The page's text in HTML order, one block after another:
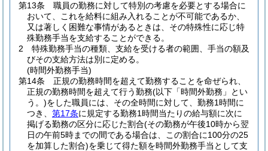
第13条
職員の勤務に対して特別の考慮を必要とする場合に
おいて、これを給料に組み入れることが不可能であるか、
又は著しく困難な事情があるときは、その特殊性に応じ特
殊勤務手当を支給することができる。
2
特殊勤務手当の種類、支給を受ける者の範囲、手当の額及
びその支給方法は別に定める。
(時間外勤務手当)
第14条
正規の勤務時間を超えて勤務することを命ぜられ、
正規の勤務時間を超えて行う勤務(以下「時間外勤務」とい
う。)をした職員には、その全時間に対して、勤務1時間に
つき、 第17条に規定する勤務1時間当たりの給与額に次に
掲げる勤務の区分に応じた割合(その勤務が午後10時から翌
日の午前5時までの間である場合は、この割合に100分の25
を加算した割合)を乗じて得た額を時間外勤務手当として支